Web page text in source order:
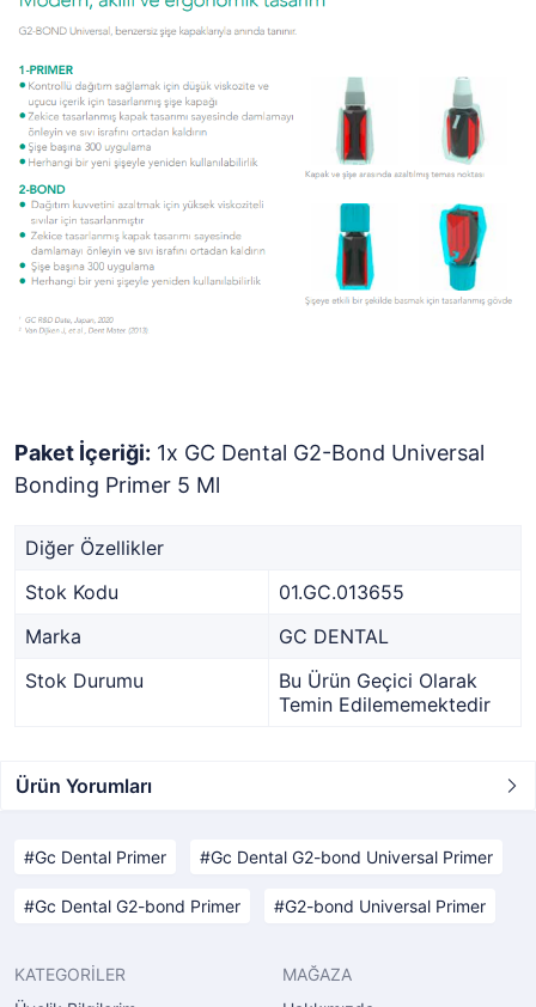
Paket İçeriği: 1x GC Dental G2-Bond Universal
Bonding Primer 5 Ml
Diğer Özellikler
Stok Kodu
01.GC.013655
Marka
GC DENTAL
Stok Durumu
Bu Ürün Geçici Olarak
Temin Edilememektedir
Ürün Yorumları
Gc Dental Primer Gc Dental G2-bond Universal Primer
Gc Dental G2-bond Primer G2-bond Universal Primer
KATEGORİLER
MAĞAZA